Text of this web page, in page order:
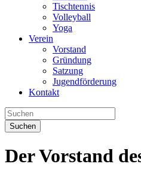
Tischtennis
Volleyball
Yoga
Verein
Vorstand
Gründung
Satzung
Jugendförderung
Kontakt
Suchen
Der Vorstand